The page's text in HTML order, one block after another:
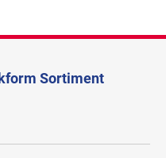
Sortiment